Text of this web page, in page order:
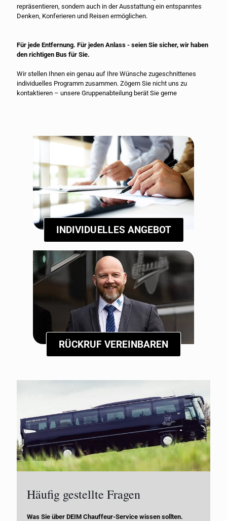
repräsentieren, sondern auch in der Ausstattung ein entspanntes
Denken, Konferieren und Reisen ermöglichen.
Für jede Entfernung. Für jeden Anlass - seien Sie sicher, wir haben
den richtigen Bus für Sie.
Wir stellen Ihnen ein genau auf Ihre Wünsche zugeschnittenes
individuelles Programm zusammen. Zögern Sie nicht uns zu
kontaktieren – unsere Gruppenabteilung berät Sie gerne
INDIVIDUELLES ANGEBOT
RÜCKRUF VEREINBAREN
Häufig gestellte Fragen
Was Sie über DEIM Chauffeur-Service wissen sollten.